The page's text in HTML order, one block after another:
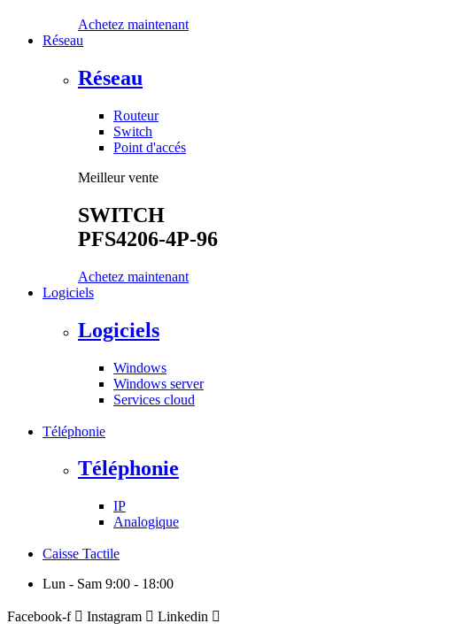
Achetez maintenant
Réseau
Réseau
Routeur
Switch
Point d'accés
Meilleur vente
SWITCH
PFS4206-4P-96
Achetez maintenant
Logiciels
Logiciels
Windows
Windows server
Services cloud
Téléphonie
Téléphonie
IP
Analogique
Caisse Tactile
Lun - Sam 9:00 - 18:00
Facebook-f Instagram Linkedin